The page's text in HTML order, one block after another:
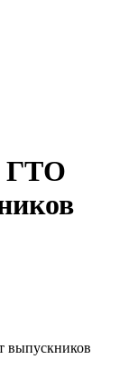
ГТО
выпускников